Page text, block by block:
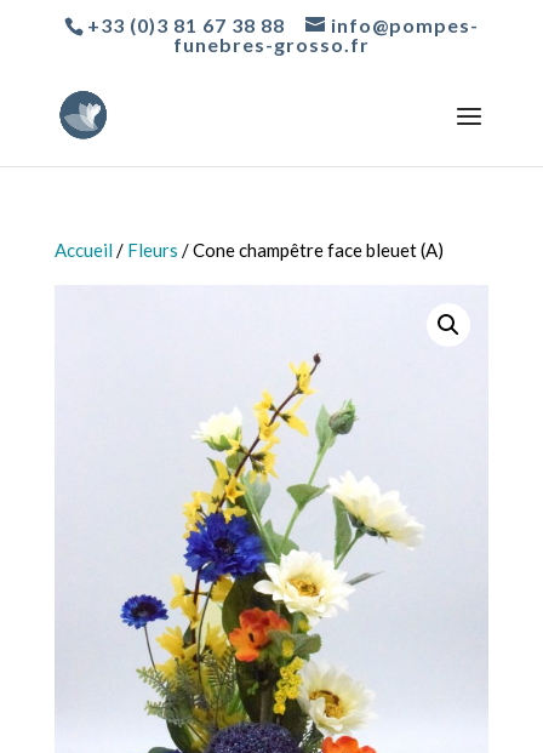
+33 (0)3 81 67 38 88
info@pompes-
funebres-grosso.fr
Accueil/ Fleurs / Cone champêtre face bleuet (A)